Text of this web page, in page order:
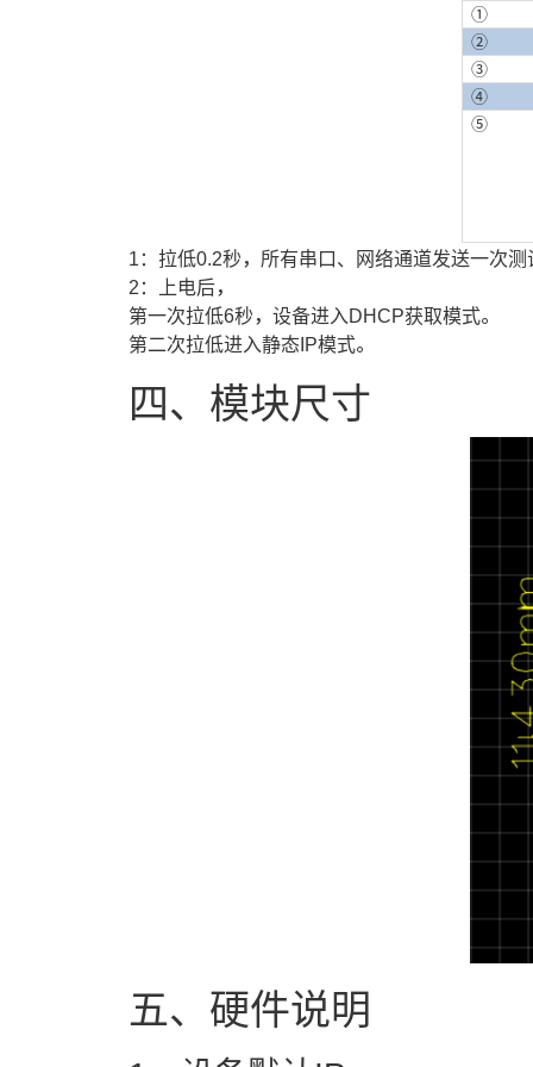
①
②
③
④
⑤
1：拉低0.2秒，所有串口、网络通道发送一次测
2：上电后，
第一次拉低6秒，设备进入DHCP获取模式。
第二次拉低进入静态IP模式。
四、模块尺寸
五、硬件说明